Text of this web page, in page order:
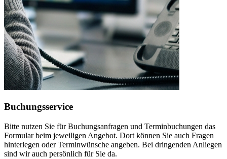
Buchungsservice
Bitte nutzen Sie für Buchungsanfragen und Terminbuchungen das
Formular beim jeweiligen Angebot. Dort können Sie auch Fragen
hinterlegen oder Terminwünsche angeben. Bei dringenden Anliegen
sind wir auch persönlich für Sie da.